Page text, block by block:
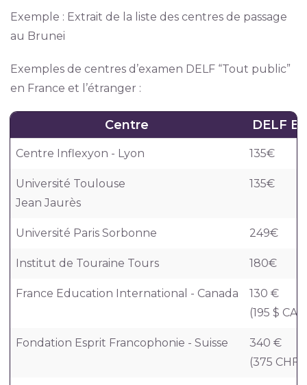
Exemple : Extrait de la liste des centres de passage
au Brunei
Exemples de centres d’examen DELF “Tout public”
en France et l’étranger :
Centre DELF B2
Centre Inflexyon - Lyon 135€
Université Toulouse
Jean Jaurès
135€
Université Paris Sorbonne 249€
Institut de Touraine Tours 180€
France Education International - Canada
130 €
(195 $
Fondation Esprit Francophonie - Suisse
340 €
(375 CHF)